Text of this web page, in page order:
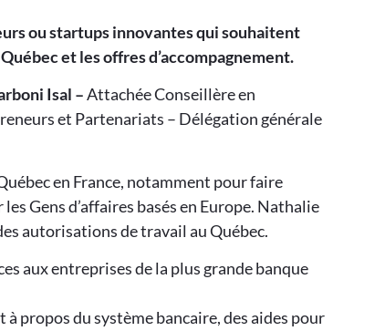
ou startups innovantes qui souhaitent
et les offres d’accompagnement.
Isal –Attachée Conseillère en
et Partenariats – Délégation générale
en France, notamment pour faire
Gens d’affaires basés en Europe. Nathalie
autorisations de travail au Québec.
aux entreprises de la plus grande banque
propos du système bancaire, des aides pour